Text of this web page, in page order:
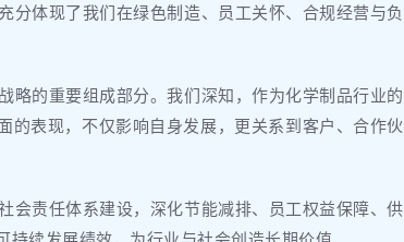
分体现了我们在绿色制造、员工关怀、合规经营与负
略的重要组成部分。我们深知，作为化学制品行业的
的表现，不仅影响自身发展，更关系到客户、合作伙
会责任体系建设，深化节能减排、员工权益保障、供